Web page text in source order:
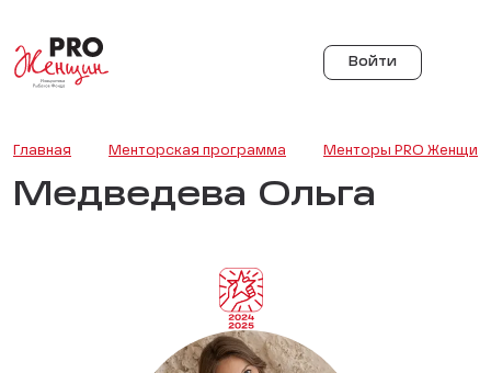
Войти
Главная Менторская программа Менторы PRO Женщин
Медведева Ольга